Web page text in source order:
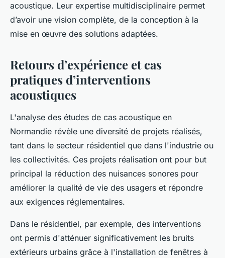
acoustique. Leur expertise multidisciplinaire permet
d’avoir une vision complète, de la conception à la
mise en œuvre des solutions adaptées.
Retours d’expérience et cas
pratiques d’interventions
acoustiques
L'analyse des études de cas acoustique en
Normandie révèle une diversité de projets réalisés,
tant dans le secteur résidentiel que dans l'industrie ou
les collectivités. Ces projets réalisation ont pour but
principal la réduction des nuisances sonores pour
améliorer la qualité de vie des usagers et répondre
aux exigences réglementaires.
Dans le résidentiel, par exemple, des interventions
ont permis d'atténuer significativement les bruits
extérieurs urbains grâce à l'installation de fenêtres à